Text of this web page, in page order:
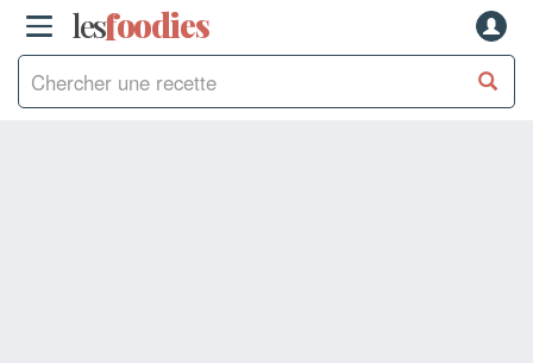
lesfoodies